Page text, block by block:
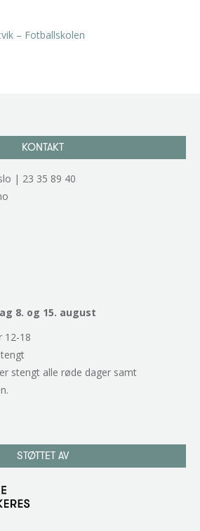
– Fotballskolen
KONTAKT
| 23 35 89 40
8. og 15. august
12-18
stengt alle røde dager samt
STØTTET AV